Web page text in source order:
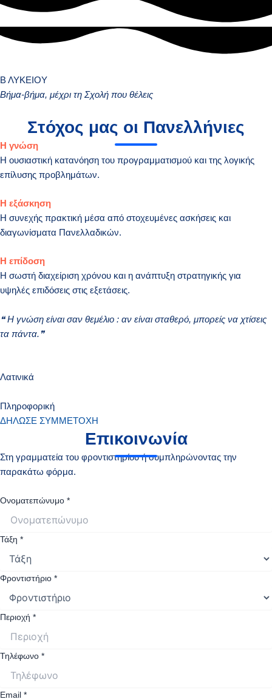
Β ΛΥΚΕΙΟΥ
Βήμα-βήμα, μέχρι τη Σχολή που θέλεις
Στόχος μας οι Πανελλήνιες
Η γνώση
Η ουσιαστική κατανόηση του προγραμματισμού και της λογικής
επίλυσης προβλημάτων.
Η εξάσκηση
Η συνεχής πρακτική μέσα από στοχευμένες ασκήσεις και
διαγωνίσματα Πανελλαδικών.
Η επίδοση
Η σωστή διαχείριση χρόνου και η ανάπτυξη στρατηγικής για
υψηλές επιδόσεις στις εξετάσεις.
❝ Η γνώση είναι σαν θεμέλιο : αν είναι σταθερό, μπορείς να χτίσεις
τα πάντα.❞
Λατινικά
Πληροφορική
ΔΗΛΩΣΕ ΣΥΜΜΕΤΟΧΗ
Επικοινωνία
Στη γραμματεία του φροντιστηρίου ή συμπληρώνοντας την
παρακάτω φόρμα.
Ονοματεπώνυμο *
Τάξη *
Φροντιστήριο *
Περιοχή *
Τηλέφωνο *
Email *